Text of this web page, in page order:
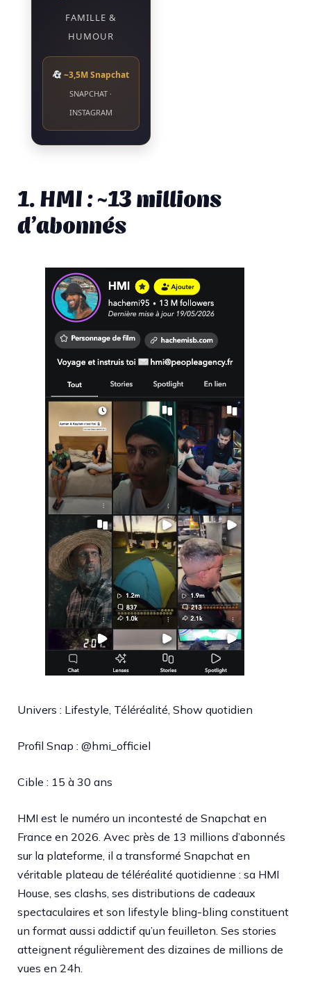
FAMILLE &
HUMOUR
~3,5M Snapchat
SNAPCHAT ·
INSTAGRAM
1. HMI : ~13 millions
d’abonnés
Univers : Lifestyle, Téléréalité, Show quotidien
Profil Snap : @hmi_officiel
Cible : 15 à 30 ans
HMI est le numéro un incontesté de Snapchat en
France en 2026. Avec près de 13 millions d’abonnés
sur la plateforme, il a transformé Snapchat en
véritable plateau de téléréalité quotidienne : sa HMI
House, ses clashs, ses distributions de cadeaux
spectaculaires et son lifestyle bling-bling constituent
un format aussi addictif qu’un feuilleton. Ses stories
atteignent régulièrement des dizaines de millions de
vues en 24h.